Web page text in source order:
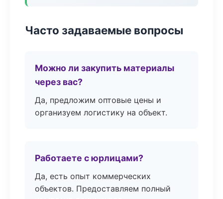
Часто задаваемые вопросы
Можно ли закупить материалы
через вас?
Да, предложим оптовые цены и
организуем логистику на объект.
Работаете с юрлицами?
Да, есть опыт коммерческих
объектов. Предоставляем полный